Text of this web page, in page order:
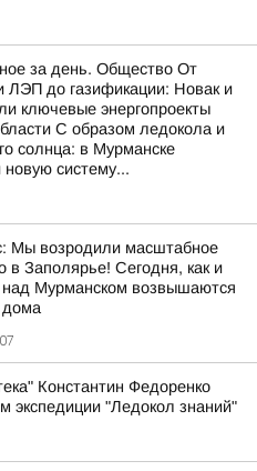
за день. Общество От
ЛЭП до газификации: Новак и
ключевые энергопроекты
С образом ледокола и
солнца: в Мурманске
новую систему...
Мы возродили масштабное
в Заполярье! Сегодня, как и
над Мурманском возвышаются
дома
Константин Федоренко
экспедиции "Ледокол знаний"